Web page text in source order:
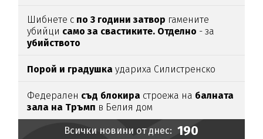
Шибнете с по 3 години затвор гамените
убийци само за свастиките. Отделно - за
убийството
Порой и градушка удариха Силистренско
Федерален съд блокира строежа на балната
зала на Тръмп в Белия дом
Всички новини от днес: 190